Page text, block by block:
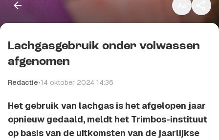
Kopieer link
Lachgasgebruik onder volwassen
afgenomen
Redactie•14 oktober 2024 14:36
Het gebruik van lachgas is het afgelopen jaar
opnieuw gedaald, meldt het Trimbos-instituut
op basis van de uitkomsten van de jaarlijkse